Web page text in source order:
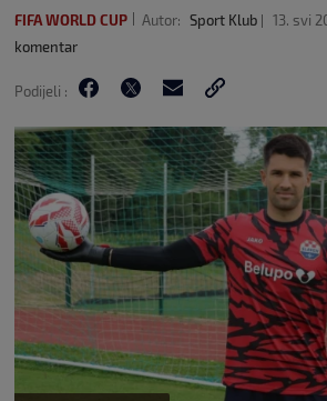
FIFA WORLD CUP Autor: Sport Klub 13. svi
komentar
Podijeli :